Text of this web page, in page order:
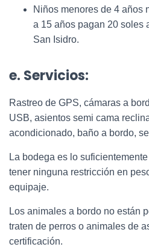
Niños menores de 4 años
a 15 años pagan 20 soles
San Isidro.
e. Servicios:
Rastreo de GPS, cámaras a
USB, asientos semi cama
acondicionado, baño a bordo,
La bodega es lo
tener ninguna restricción en
equipaje.
Los animales a bordo no están
traten de perros o animales de
certificación.